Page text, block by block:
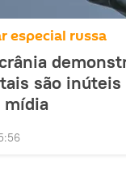
especial russa
são inúteis
mídia